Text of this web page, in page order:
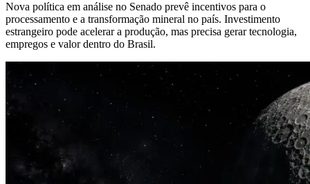
Nova política em análise no Senado prevê incentivos para o
processamento e a transformação mineral no país. Investimento
estrangeiro pode acelerar a produção, mas precisa gerar tecnologia,
empregos e valor dentro do Brasil.